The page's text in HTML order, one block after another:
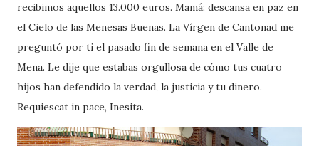
recibimos aquellos 13.000 euros. Mamá: descansa en paz en
el Cielo de las Menesas Buenas. La Vírgen de Cantonad me
preguntó por ti el pasado fin de semana en el Valle de
Mena. Le dije que estabas orgullosa de cómo tus cuatro
hijos han defendido la verdad, la justicia y tu dinero.
Requiescat in pace, Inesita.